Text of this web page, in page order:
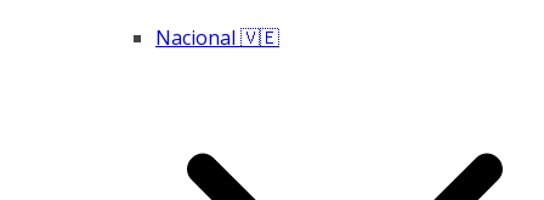
Nacional 🇻🇪